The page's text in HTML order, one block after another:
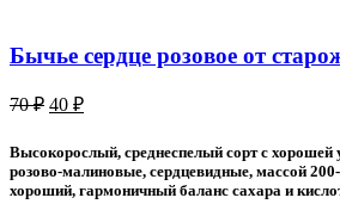
Бычье сердце розовое от
70₽ Первоначальная
составляла
70 ₽.
40 ₽Текущая
40 ₽.
Высокорослый, среднеспелый сорт с
розово-малиновые, сердцевидные, массой
хороший, гармоничный баланс сахара и